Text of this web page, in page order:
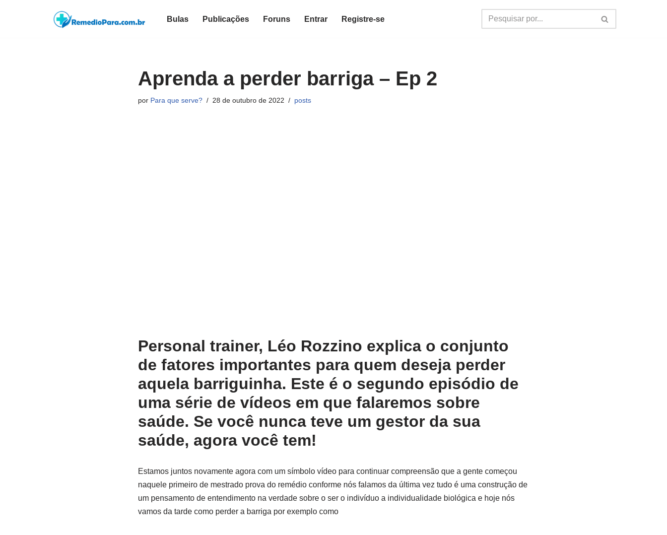
Bulas Publicações Foruns Entrar Registre-se
Aprenda a perder barriga – Ep 2
por Para que serve? 28 de outubro de 2022 posts
Personal trainer, Léo Rozzino explica o conjunto
de fatores importantes para quem deseja perder
aquela barriguinha. Este é o segundo episódio de
uma série de vídeos em que falaremos sobre
saúde. Se você nunca teve um gestor da sua
saúde, agora você tem!
Estamos juntos novamente agora com um símbolo vídeo para continuar compreensão que a gente começou
naquele primeiro de mestrado prova do remédio conforme nós falamos da última vez tudo é uma construção de
um pensamento de entendimento na verdade sobre o ser o indivíduo a individualidade biológica e hoje nós
vamos da tarde como perder a barriga por exemplo como